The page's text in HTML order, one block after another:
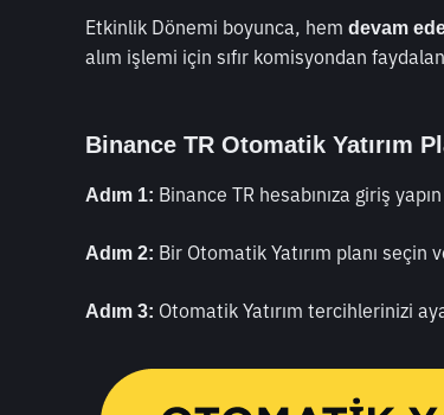
Etkinlik Dönemi boyunca, hem devam
alım işlemi için sıfır komisyondan
Binance TR Otomatik Yatırım
Adım 1: Binance TR hesabınıza giriş
Adım 2: Bir Otomatik Yatırım planı seçin
Adım 3: Otomatik Yatırım tercihlerinizi